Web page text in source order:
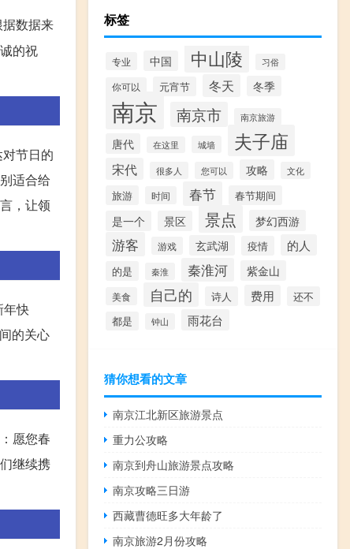
数据来
的祝
节日的
适合给
，让领
年快
的关心
愿您春
继续携
标签
专业 中国 中山陵 习俗
你可以 元宵节 冬天 冬季
南京 南京市 南京旅游
唐代 在这里 城墙 夫子庙
宋代 很多人 您可以 攻略 文化
旅游 时间 春节 春节期间
是一个 景区 景点 梦幻西游
游客 游戏 玄武湖 疫情 的人
的是 秦淮 秦淮河 紫金山
美食 自己的 诗人 费用 还不
都是 钟山 雨花台
猜你想看的文章
南京江北新区旅游景点
重力公攻略
南京到舟山旅游景点攻略
南京攻略三日游
西藏曹德旺多大年龄了
南京旅游2月份攻略